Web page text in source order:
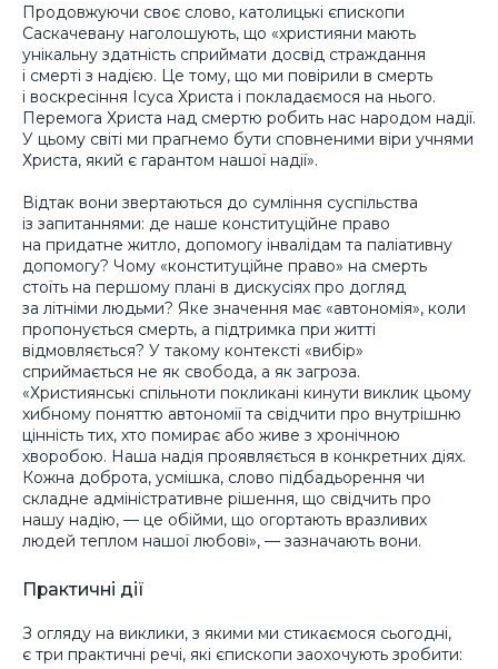
Продовжуючи своє слово, католицькі єпископи
Саскачевану наголошують, що «християни мають
унікальну здатність сприймати досвід страждання
і смерті з надією. Це тому, що ми повірили в смерть
і воскресіння Ісуса Христа і покладаємося на нього.
Перемога Христа над смертю робить нас народом надії.
У цьому світі ми прагнемо бути сповненими віри учнями
Христа, який є гарантом нашої надії».
Відтак вони звертаються до сумління суспільства
із запитаннями: де наше конституційне право
на придатне житло, допомогу інвалідам та паліативну
допомогу? Чому «конституційне право» на смерть
стоїть на першому плані в дискусіях про догляд
за літніми людьми? Яке значення має «автономія», коли
пропонується смерть, а підтримка при житті
відмовляється? У такому контексті «вибір»
сприймається не як свобода, а як загроза.
«Християнські спільноти покликані кинути виклик цьому
хибному поняттю автономії та свідчити про внутрішню
цінність тих, хто помирає або живе з хронічною
хворобою. Наша надія проявляється в конкретних діях.
Кожна доброта, усмішка, слово підбадьорення чи
складне адміністративне рішення, що свідчить про
нашу надію, — це обійми, що огортають вразливих
людей теплом нашої любові», — зазначають вони.
Практичні дії
З огляду на виклики, з якими ми стикаємося сьогодні,
є три практичні речі, які єпископи заохочують зробити: